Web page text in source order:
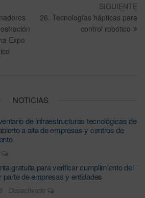
Expo
SIGUIENTE
26. Tecnologías hápticas para
control robótico
NOTICIAS
de infraestructuras tecnológicas de
a alta de empresas y centros de
gratuita para verificar cumplimiento del
parte de empresas y entidades
Desactivado